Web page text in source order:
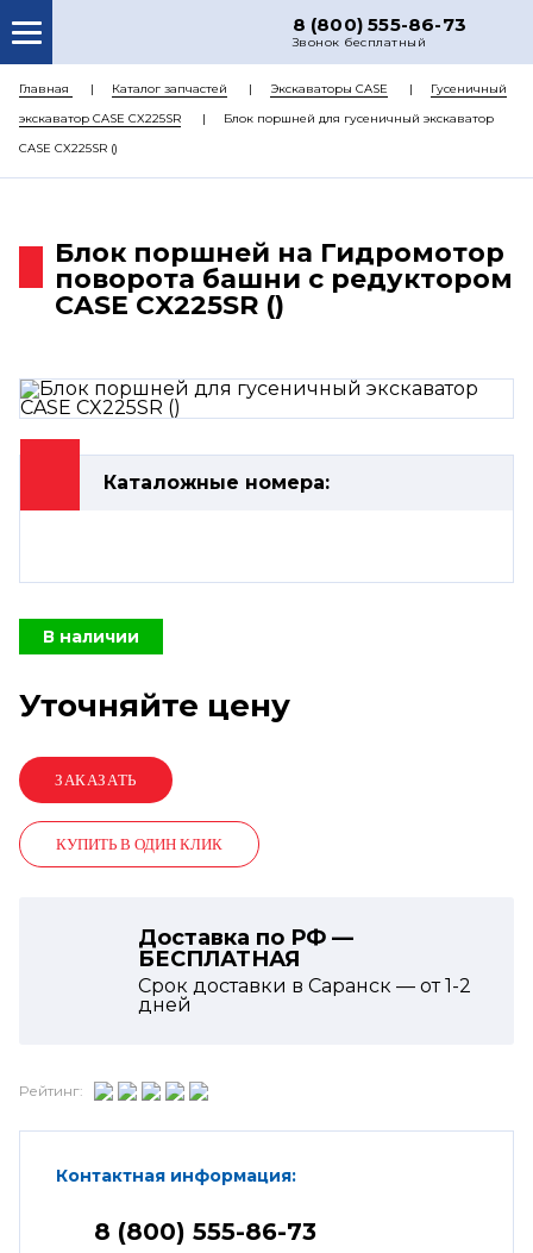
8 (800) 555-86-73
Звонок бесплатный
О НАС
КАТАЛОГ ЗАПЧАСТЕЙ
РЕМОНТ
ЦЕНЫ
КОНТАКТЫ
Главная Каталог запчастей Экскаваторы CASE
Гусеничный
экскаватор CASE CX225SR
Блок поршней для гусеничный экскаватор
CASE CX225SR ()
Блок поршней на Гидромотор
поворота башни с редуктором
CASE CX225SR ()
Каталожные номера:
В наличии
Уточняйте цену
КУПИТЬ В ОДИН КЛИК
Доставка по РФ —
БЕСПЛАТНАЯ
Срок доставки в Саранск — от1-2
дней
Рейтинг:
Контактная информация:
8 (800) 555-86-73